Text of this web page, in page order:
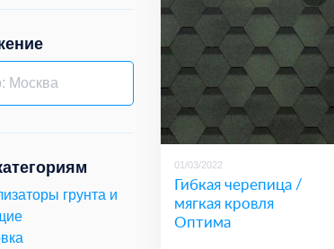
грунта и
01/03/2022
Гибкая черепица /
мягкая кровля
Оптима